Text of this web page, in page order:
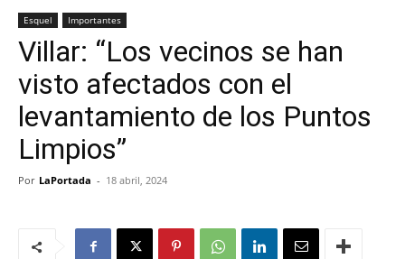
Portada
Esquel Importantes
Villar: “Los vecinos se han
visto afectados con el
levantamiento de los Puntos
Limpios”
Por LaPortada - 18 abril, 2024